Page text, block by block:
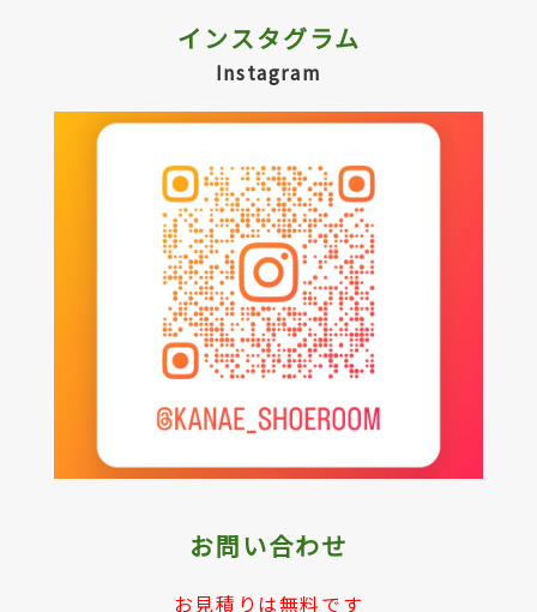
インスタグラム
Instagram
お問い合わせ
お見積りは無料です